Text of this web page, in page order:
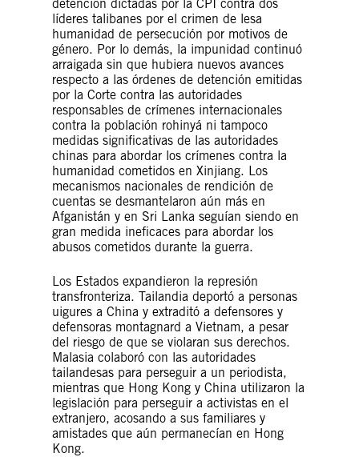
detención dictadas por la CPI contra dos
líderes talibanes por el crimen de lesa
humanidad de persecución por motivos de
género. Por lo demás, la impunidad continuó
arraigada sin que hubiera nuevos avances
respecto a las órdenes de detención emitidas
por la Corte contra las autoridades
responsables de crímenes internacionales
contra la población rohinyá ni tampoco
medidas significativas de las autoridades
chinas para abordar los crímenes contra la
humanidad cometidos en Xinjiang. Los
mecanismos nacionales de rendición de
cuentas se desmantelaron aún más en
Afganistán y en Sri Lanka seguían siendo en
gran medida ineficaces para abordar los
abusos cometidos durante la guerra.
Los Estados expandieron la represión
transfronteriza. Tailandia deportó a personas
uigures a China y extraditó a defensores y
defensoras montagnard a Vietnam, a pesar
del riesgo de que se violaran sus derechos.
Malasia colaboró con las autoridades
tailandesas para perseguir a un periodista,
mientras que Hong Kong y China utilizaron la
legislación para perseguir a activistas en el
extranjero, acosando a sus familiares y
amistades que aún permanecían en Hong
Kong.